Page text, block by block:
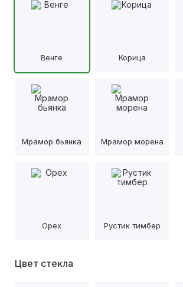
Венге Корица
Мрамор бьянка Мрамор морена
Орех Рустик тимбер
Цвет стекла